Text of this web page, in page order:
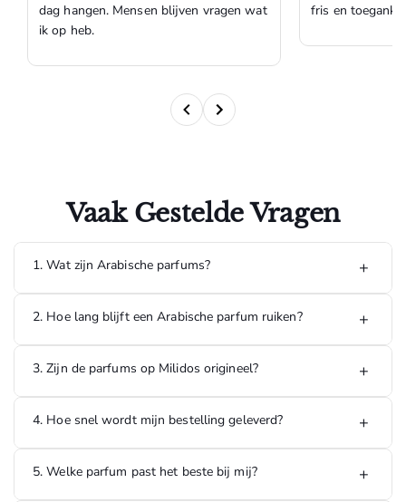
dag hangen. Mensen blijven vragen wat
ik op heb.
fris en
Vaak Gestelde Vragen
1. Wat zijn Arabische parfums? +
langdurige geuren. Ze bevatten vaak ingrediënten zoals
2. Hoe lang blijft een Arabische parfum ruiken? +
concentratie geurstoffen en kunnen 8 tot 24 uur of langer
3. Zijn de parfums op Milidos origineel? +
origineel en afkomstig van officiële leveranciers en erkende
4. Hoe snel wordt mijn bestelling geleverd? +
Bestellingen die op werkdagen worden geplaatst, worden
5. Welke parfum past het beste bij mij? +